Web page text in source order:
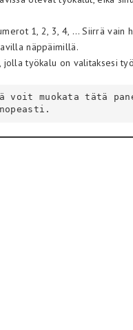
1, 2, 3, 4, … Siirrä vain
näppäimillä.
työkalu on valitaksesi